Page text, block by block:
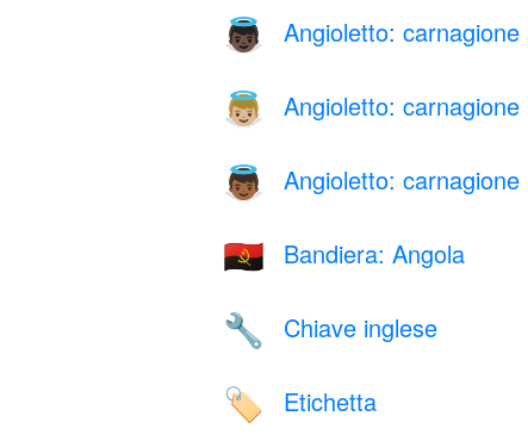
👼🏿 Angioletto: carnagione
👼🏼 Angioletto:
👼🏾 Angioletto:
🇦🇴 Bandiera: Angola
🔧 Chiave inglese
🏷️ Etichetta